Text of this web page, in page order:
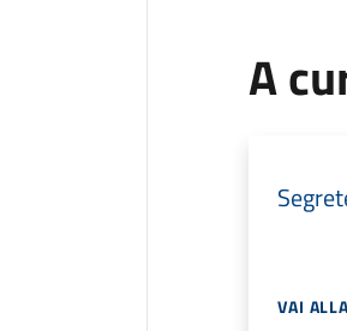
A
VAI